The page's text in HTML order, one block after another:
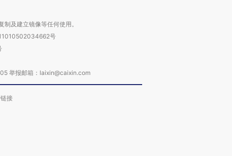
及建立镜像等任何使用。
号
举报邮箱：laixin@caixin.com
接